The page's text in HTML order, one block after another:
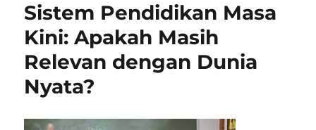
Sistem Pendidikan Masa
Kini: Apakah Masih
Relevan dengan Dunia
Nyata?